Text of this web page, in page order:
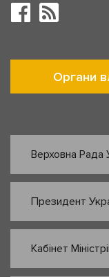
Органи
Верховна Рада
Президент
Кабінет